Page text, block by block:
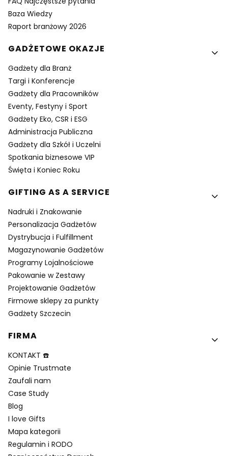
Baza Wiedzy
Raport branżowy 2026
GADŻETOWE OKAZJE
Gadżety dla Branż
Targi i Konferencje
Gadżety dla Pracowników
Eventy, Festyny i Sport
Gadżety Eko, CSR i ESG
Administracja Publiczna
Gadżety dla Szkół i Uczelni
Spotkania biznesowe VIP
Święta i Koniec Roku
GIFTING AS A SERVICE
Nadruki i Znakowanie
Personalizacja Gadżetów
Dystrybucja i Fulfillment
Magazynowanie Gadżetów
Programy Lojalnościowe
Pakowanie w Zestawy
Projektowanie Gadżetów
Firmowe sklepy za punkty
Gadżety Szczecin
FIRMA
KONTAKT ☎️
Opinie Trustmate
Zaufali nam
Case Study
Blog
I love Gifts
Mapa kategorii
Regulamin i RODO